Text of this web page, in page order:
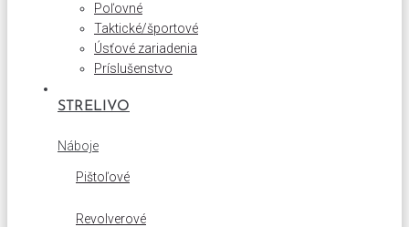
Poľovné
Taktické/športové
Úsťové zariadenia
Príslušenstvo
STRELIVO
Náboje
Pištoľové
Revolverové